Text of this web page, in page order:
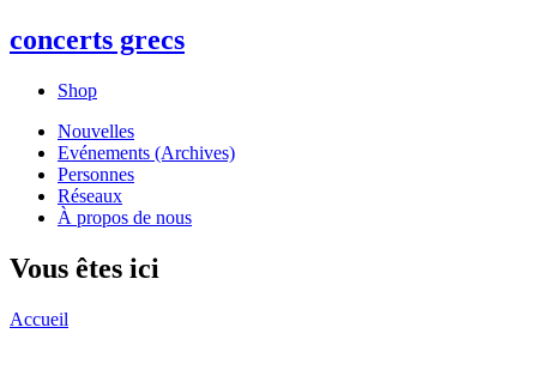
concerts grecs
Shop
Nouvelles
Evénements (Archives)
Personnes
Réseaux
À propos de nous
Vous êtes ici
Accueil